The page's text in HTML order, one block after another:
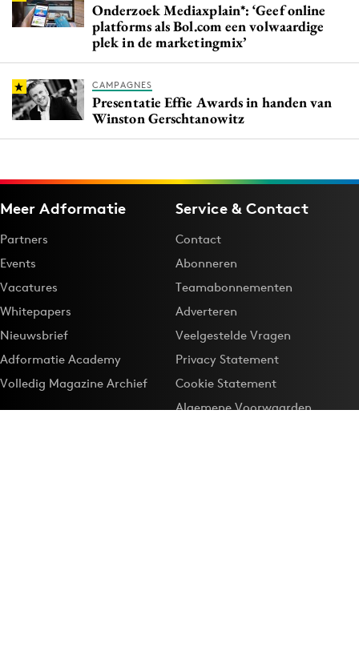
Onderzoek Mediaxplain*: ‘Geef online
platforms als Bol.com een volwaardige
plek in de marketingmix’
CAMPAGNES
Presentatie Effie Awards in handen van
Winston Gerschtanowitz
Meer Adformatie
Partners
Events
Vacatures
Whitepapers
Nieuwsbrief
Adformatie Academy
Volledig Magazine Archief
Service & Contact
Contact
Abonneren
Teamabonnementen
Adverteren
Veelgestelde Vragen
Privacy Statement
Cookie Statement
Algemene Voorwaarden